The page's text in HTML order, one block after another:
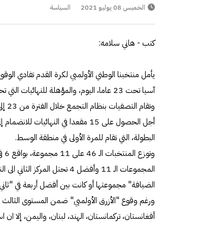
الخميس 08 يوليو 2021 السياسة
كتب - هاني سلامه:
يأمل منتخبنا الوطني الأولمبي لكرة القدم
آسيا تحت 23 عاما، اليوم، والمؤهلة للنهائيات التي تحتضنها أوزبكستان في 2022.
أجل الحصول على 15 مقعدا في
البطولة، التي تقام للمرة الأولى في منطقة الوسط.
المجموعات الـ 11 وأفضل 4
الضيافة" مجموعتها أو كانت بين أفضل أربعة في
أفغانستان، تركمانستان، الهند، لبنان، واليمن،